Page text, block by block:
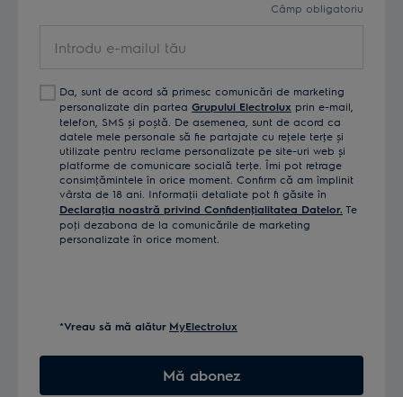
Câmp obligatoriu
tău Da, sunt de acord să primesc comunicări de marketing
personalizate din partea Grupului Electrolux prin e-mail,
telefon, SMS și poștă. De asemenea, sunt de acord ca
datele mele personale să fie partajate cu reţele terţe și
utilizate pentru reclame personalizate pe site-uri web și
platforme de comunicare socială terţe. Îmi pot retrage
consimţămintele în orice moment. Confirm că am împlinit
vârsta de 18 ani. Informaţii detaliate pot fi găsite în
Declaraţia noastră privind Confidenţialitatea Datelor. Te
poţi dezabona de la comunicările de marketing
personalizate în orice moment.
*Vreau să mă alătur MyElectrolux
Mă abonez